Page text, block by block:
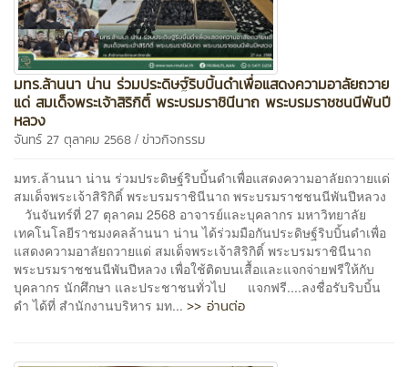
มทร.ล้านนา น่าน ร่วมประดิษฐ์ริบบิ้นดำเพื่อแสดงความอาลัยถวาย
แด่ สมเด็จพระเจ้าสิริกิติ์ พระบรมราชินีนาถ พระบรมราชชนนีพันปี
หลวง
จันทร์ 27 ตุลาคม 2568 / ข่าวกิจกรรม
มทร.ล้านนา น่าน ร่วมประดิษฐ์ริบบิ้นดำเพื่อแสดงความอาลัยถวายแด่
สมเด็จพระเจ้าสิริกิติ์ พระบรมราชินีนาถ พระบรมราชชนนีพันปีหลวง
วันจันทร์ที่ 27 ตุลาคม 2568 อาจารย์และบุคลากร มหาวิทยาลัย
เทคโนโลยีราชมงคลล้านนา น่าน ได้ร่วมมือกันประดิษฐ์ริบบิ้นดำเพื่อ
แสดงความอาลัยถวายแด่ สมเด็จพระเจ้าสิริกิติ์ พระบรมราชินีนาถ
พระบรมราชชนนีพันปีหลวง เพื่อใช้ติดบนเสื้อและแจกจ่ายฟรีให้กับ
บุคลากร นักศึกษา และประชาชนทั่วไป แจกฟรี....ลงชื่อรับริบบิ้น
ดำ ได้ที่ สำนักงานบริหาร มท... >> อ่านต่อ